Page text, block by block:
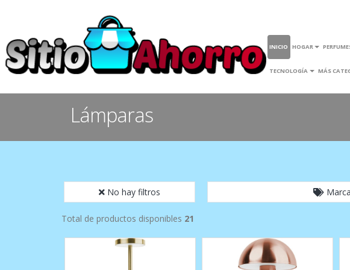
INICIO HOGAR
TECNOLOGÍA MÁS
Lámparas
No hay filtros
Total de productos disponibles 21